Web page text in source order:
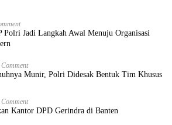
Polri Jadi Langkah Awal Menuju Organisasi
Munir, Polri Didesak Bentuk Tim Khusus
Kantor DPD Gerindra di Banten